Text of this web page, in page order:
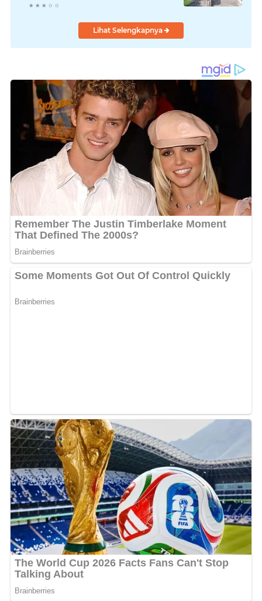
Pengecoran
Lihat Selengkapnya